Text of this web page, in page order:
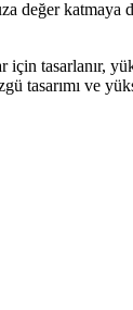
değer
tasarlanır,
tasarımı ve